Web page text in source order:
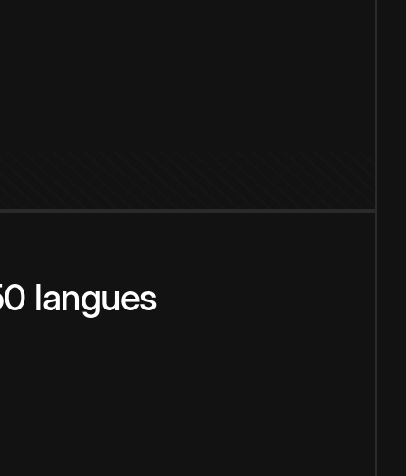
langues